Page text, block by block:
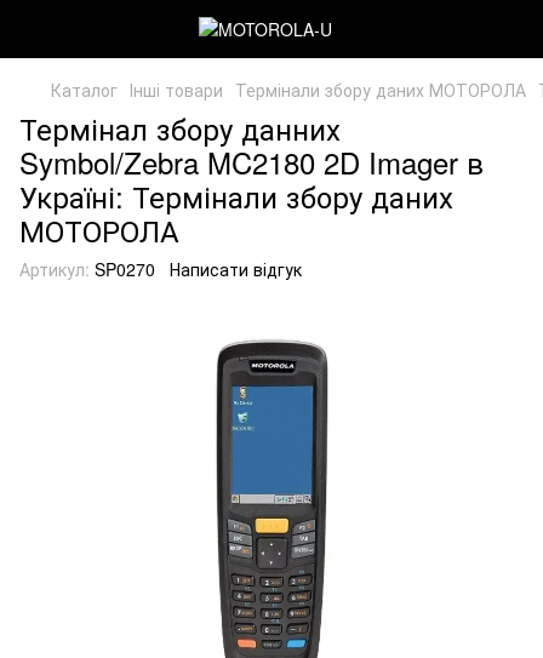
Каталог Інші товари Термінали збору даних МОТОРОЛА
Термінал збору данних
Symbol/Zebra MC2180 2D Imager в
Україні: Термінали збору даних
МОТОРОЛА
Артикул: SP0270 Написати відгук